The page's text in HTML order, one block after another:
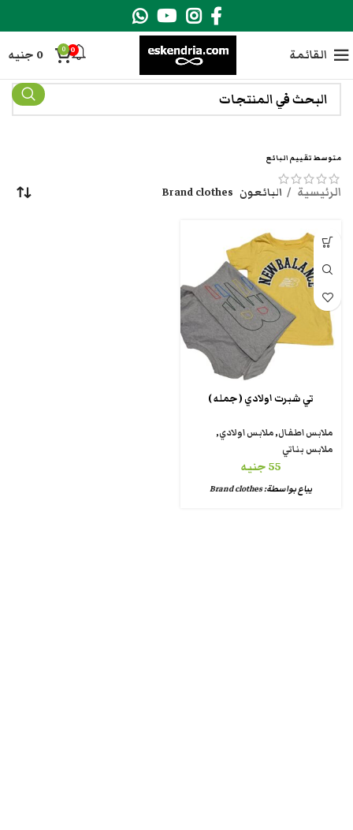
القائمة 0
0
0 جنيه
متوسط تقييم البائع
الرئيسية البائعون Brand clothes
تي شبرت اولادي ( جمله )
ملابس اطفال,ملابس اولادي,
ملابس بناتي
55جنيه
يباع بواسطة:Brand clothes